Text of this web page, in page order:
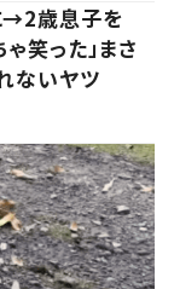
→2歳息子を
笑った」まさ
ないヤツ